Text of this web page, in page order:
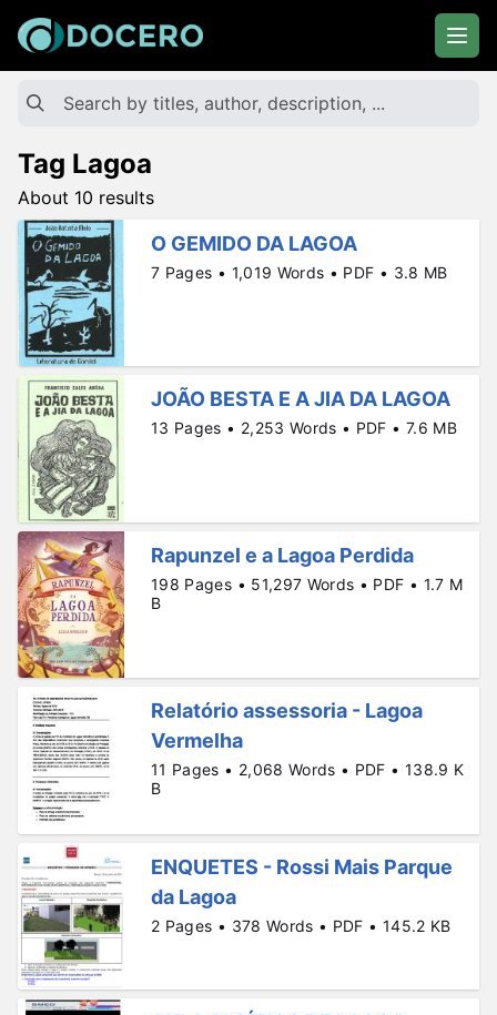
Tag Lagoa
About 10 results
O GEMIDO DA LAGOA
7 Pages • 1,019 Words • PDF • 3.8 MB
JOÃO BESTA E A JIA DA LAGOA
13 Pages • 2,253 Words • PDF • 7.6 MB
Rapunzel e a Lagoa Perdida
198 Pages • 51,297 Words • PDF • 1.7 M
B
Relatório assessoria - Lagoa
Vermelha
11 Pages • 2,068 Words • PDF • 138.9 K
B
ENQUETES - Rossi Mais Parque
da Lagoa
2 Pages • 378 Words • PDF • 145.2 KB